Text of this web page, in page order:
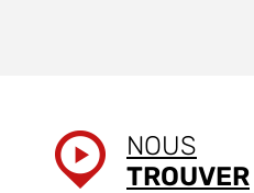
NOUS
TROUVER